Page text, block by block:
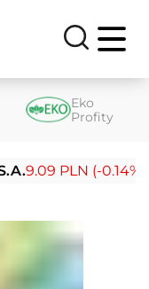
Eko
Profity
9.09 PLN (-0.14%)